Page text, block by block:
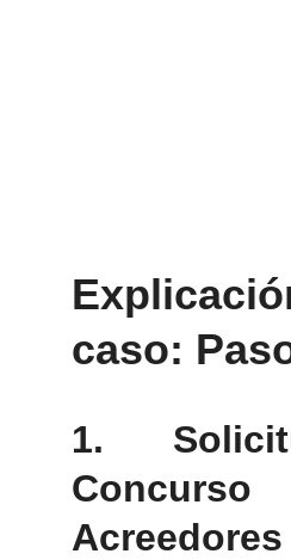
caso:
1.
Acreedores